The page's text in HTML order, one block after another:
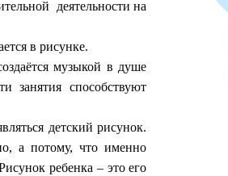
деятельности на
в рисунке.
музыкой в душе
занятия способствуют
детский рисунок.
а потому, что именно
ребенка – это его